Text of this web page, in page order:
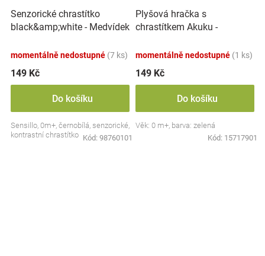
Senzorické chrastítko
black&amp;white - Medvídek
momentálně nedostupné (7 ks)
149 Kč
Do košíku
Sensillo, 0m+, černobílá, senzorické,
kontrastní chrastítko Kód: 98760101
Plyšová hračka s
chrastítkem Akuku -
momentálně nedostupné (1 ks)
149 Kč
Do košíku
Věk: 0 m+, barva: zelená
Kód: 15717901